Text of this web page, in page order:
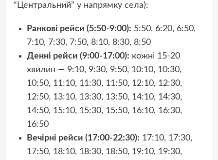
“Центральний” у напрямку села):
Ранкові рейси (5:50-9:00): 5:50, 6:20, 6:50,
7:10, 7:30, 7:50, 8:10, 8:30, 8:50
Денні рейси (9:00-17:00): кожні 15-20
хвилин — 9:10, 9:30, 9:50, 10:10, 10:30,
10:50, 11:10, 11:30, 11:50, 12:10, 12:30,
12:50, 13:10, 13:30, 13:50, 14:10, 14:30,
14:50, 15:10, 15:30, 15:50, 16:10, 16:30,
16:50
Вечірні рейси (17:00-22:30): 17:10, 17:30,
17:50, 18:10, 18:30, 18:50, 19:10, 19:30,